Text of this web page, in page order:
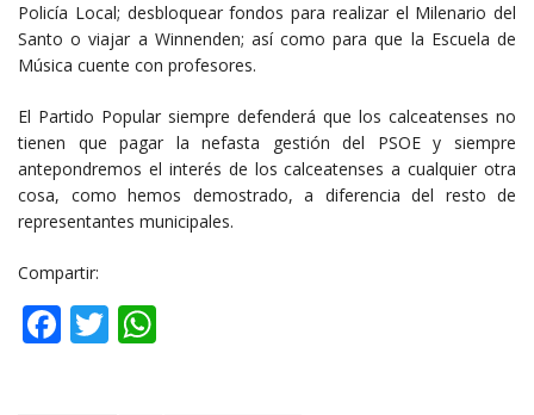
Policía Local; desbloquear fondos para realizar el Milenario del
Santo o viajar a Winnenden; así como para que la Escuela de
Música cuente con profesores.
El Partido Popular siempre defenderá que los calceatenses no
tienen que pagar la nefasta gestión del PSOE y siempre
antepondremos el interés de los calceatenses a cualquier otra
cosa, como hemos demostrado, a diferencia del resto de
representantes municipales.
Compartir:
Facebook
Twitter